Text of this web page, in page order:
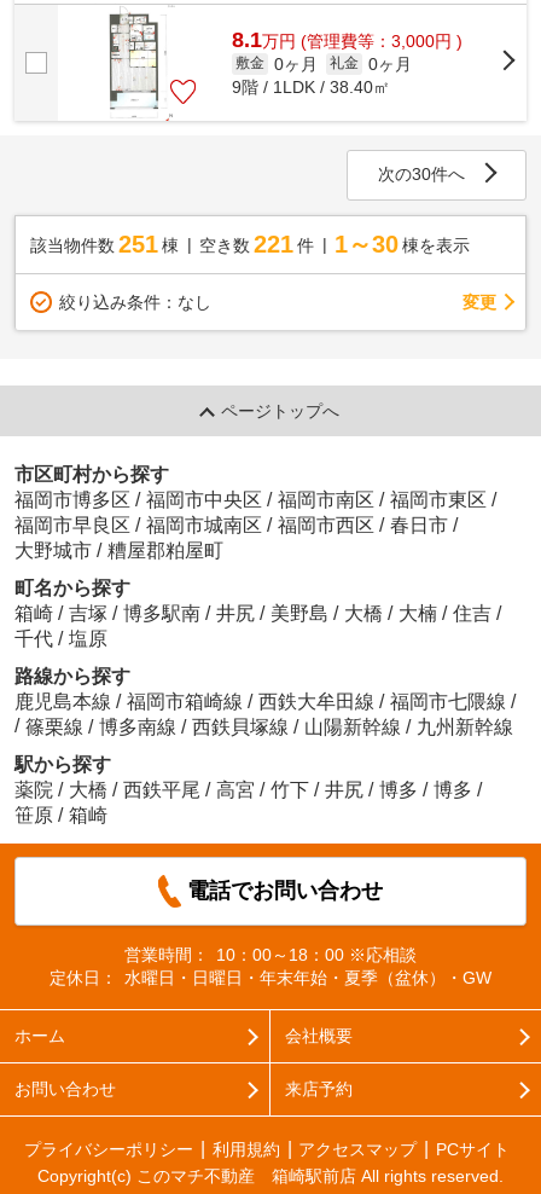
す！迅速に対応致します！！！！！♪
8.1万円 (管理費等：3,000円 )
敷金 0ヶ月 礼金 0ヶ月
9階 / 1LDK / 38.40㎡
次の30件へ
該当物件数 251棟 空き数 221 件 1～30 棟を表示
絞り込み条件： なし 変更
ページトップへ
市区町村から探す
福岡市博多区 / 福岡市中央区 / 福岡市南区 / 福岡市東区 /
福岡市早良区 / 福岡市城南区 / 福岡市西区 / 春日市 /
大野城市 / 糟屋郡粕屋町
町名から探す
箱崎 / 吉塚 / 博多駅南 / 井尻 / 美野島 / 大橋 / 大楠 / 住吉 /
千代 / 塩原
路線から探す
鹿児島本線 / 福岡市箱崎線 / 西鉄大牟田線 / 福岡市七隈線 /
/ 篠栗線 / 博多南線 / 西鉄貝塚線 / 山陽新幹線 / 九州新幹線
駅から探す
薬院 / 大橋 / 西鉄平尾 / 高宮 / 竹下 / 井尻 / 博多 / 博多 /
笹原 / 箱崎
電話でお問い合わせ
営業時間：
10：00～18：00 ※応相談
定休日：
水曜日・日曜日・年末年始・夏季（盆休）・GW
ホーム 会社概要
お問い合わせ 来店予約
プライバシーポリシー 利用規約 アクセスマップ
PCサイト
Copyright(c) このマチ不動産 箱崎駅前店 All rights reserved.